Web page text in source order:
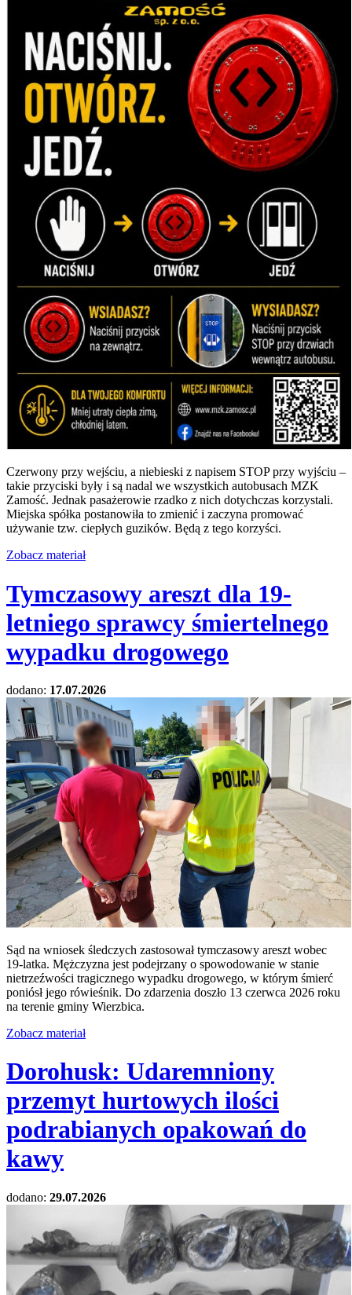
Czerwony przy wejściu, a niebieski z napisem STOP przy wyjściu –
takie przyciski były i są nadal we wszystkich autobusach MZK
Zamość. Jednak pasażerowie rzadko z nich dotychczas korzystali.
Miejska spółka postanowiła to zmienić i zaczyna promować
używanie tzw. ciepłych guzików. Będą z tego korzyści.
Zobacz materiał
Tymczasowy areszt dla 19-
letniego sprawcy śmiertelnego
wypadku drogowego
dodano: 17.07.2026
Sąd na wniosek śledczych zastosował tymczasowy areszt wobec
19-latka. Mężczyzna jest podejrzany o spowodowanie w stanie
nietrzeźwości tragicznego wypadku drogowego, w którym śmierć
poniósł jego rówieśnik. Do zdarzenia doszło 13 czerwca 2026 roku
na terenie gminy Wierzbica.
Zobacz materiał
Dorohusk: Udaremniony
przemyt hurtowych ilości
podrabianych opakowań do
kawy
dodano: 29.07.2026